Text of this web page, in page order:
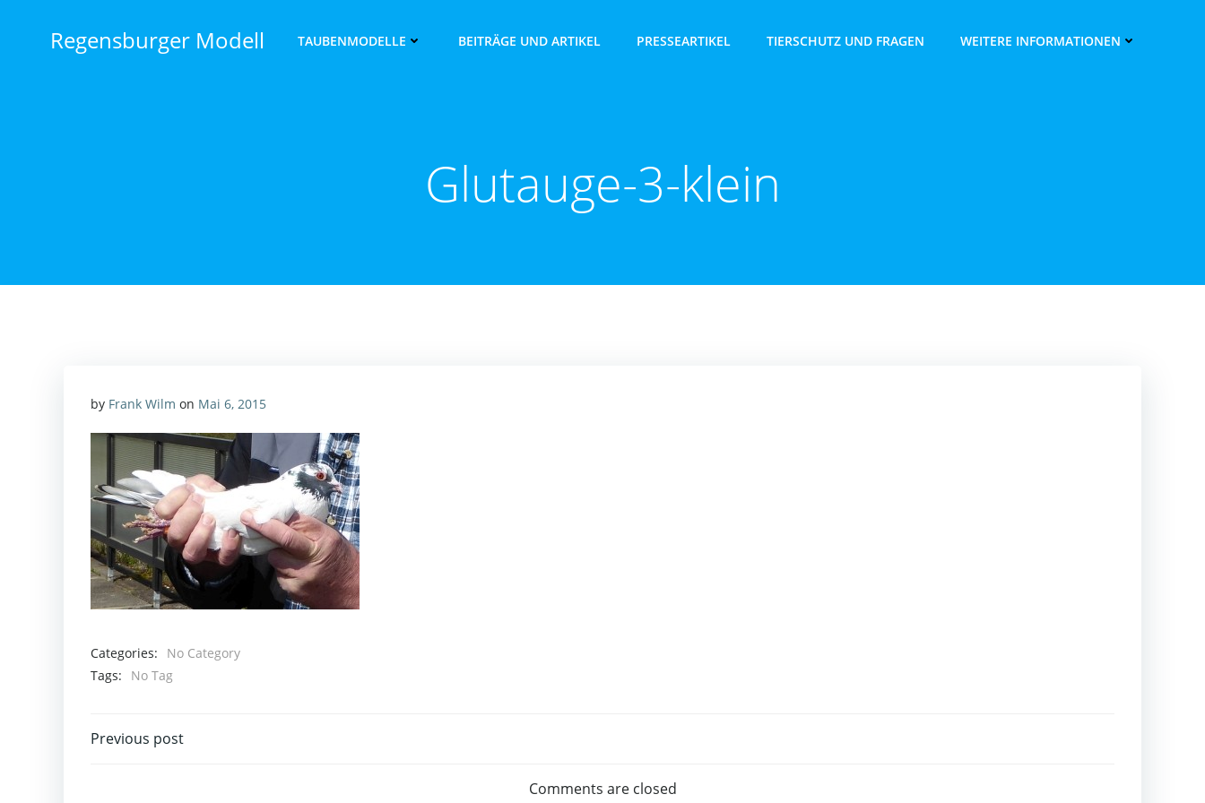
springenRegensburger Modell TAUBENMODELLE BEITRÄGE UND ARTIKEL PRESSEARTIKEL TIERSCHUTZ UND FRAGEN WEITERE INFORMATIONEN
Glutauge-3-klein
by Frank Wilm on Mai 6, 2015
Categories:
No Category
Tags:
No Tag
Post
Previous post
Comments are closed